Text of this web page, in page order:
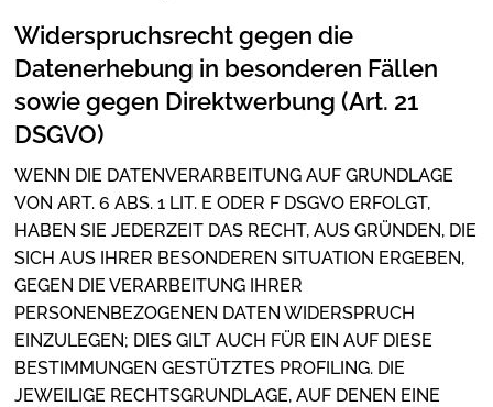
Widerspruchsrecht gegen die
Datenerhebung in besonderen Fällen
sowie gegen Direktwerbung (Art. 21
DSGVO)
WENN DIE DATENVERARBEITUNG AUF GRUNDLAGE
VON ART. 6 ABS. 1 LIT. E ODER F DSGVO ERFOLGT,
HABEN SIE JEDERZEIT DAS RECHT, AUS GRÜNDEN, DIE
SICH AUS IHRER BESONDEREN SITUATION ERGEBEN,
GEGEN DIE VERARBEITUNG IHRER
PERSONENBEZOGENEN DATEN WIDERSPRUCH
EINZULEGEN; DIES GILT AUCH FÜR EIN AUF DIESE
BESTIMMUNGEN GESTÜTZTES PROFILING. DIE
JEWEILIGE RECHTSGRUNDLAGE, AUF DENEN EINE